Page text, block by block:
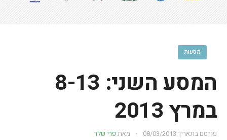
מסעות
המסע השני: 8-13
במרץ 2013
פורסם בתאריך 08/03/2013 מאת פרי שלר